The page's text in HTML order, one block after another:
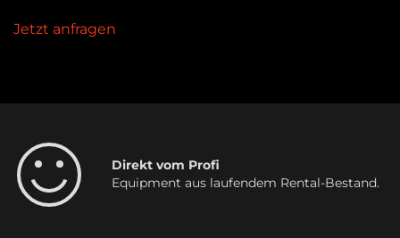
Jetzt anfragen
Direkt vom Profi
Equipment aus laufendem Rental-Bestand.